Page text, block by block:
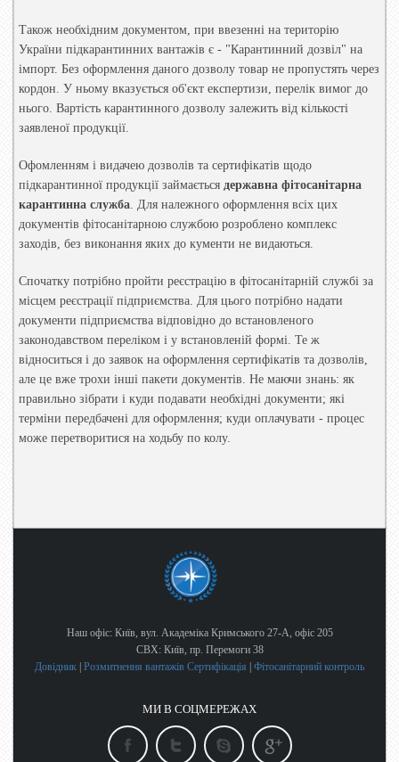
Також необхідним документом, при ввезенні на територію
України підкарантинних вантажів є - "Карантинний дозвіл" на
імпорт. Без оформлення даного дозволу товар не пропустять через
кордон. У ньому вказується об'єкт експертизи, перелік вимог до
нього. Вартість карантинного дозволу залежить від кількості
заявленої продукції.
Офомленням і видачею дозволів та сертифікатів щодо
підкарантинної продукції займаєтьсядержавна фітосанітарна
карантинна служба. Для належного оформлення всіх цих
документів фітосанітарною службою розроблено комплекс
заходів, без виконання яких до кументи не видаються.
Спочатку потрібно пройти реєстрацію в фітосанітарній службі за
місцем реєстрації підприємства. Для цього потрібно надати
документи підприємства відповідно до встановленого
законодавством переліком і у встановленій формі. Те ж
відноситься і до заявок на оформлення сертифікатів та дозволів,
але це вже трохи інші пакети документів. Не маючи знань: як
правильно зібрати і куди подавати необхідні документи; які
терміни передбачені для оформлення; куди оплачувати - процес
може перетворитися на ходьбу по колу.
Наш офіс: Київ, вул. Академіка Кримського 27-А, офіс 205
СВХ: Київ, пр. Перемоги 38
Довідник Розмитнення вантажів Сертифікація Фітосанітарний контроль
МИ В СОЦМЕРЕЖАХ